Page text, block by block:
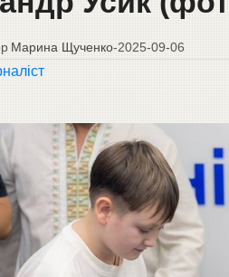
Марина Щученко-2025-09-06